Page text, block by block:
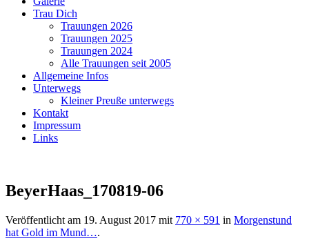
Trau Dich
Trauungen 2026
Trauungen 2025
Trauungen 2024
Alle Trauungen seit 2005
Allgemeine Infos
Unterwegs
Kleiner Preuße unterwegs
Kontakt
Impressum
Links
BeyerHaas_170819-06
Veröffentlicht am 19. August 2017 mit 770 × 591 in Morgenstund
hat Gold im Mund….